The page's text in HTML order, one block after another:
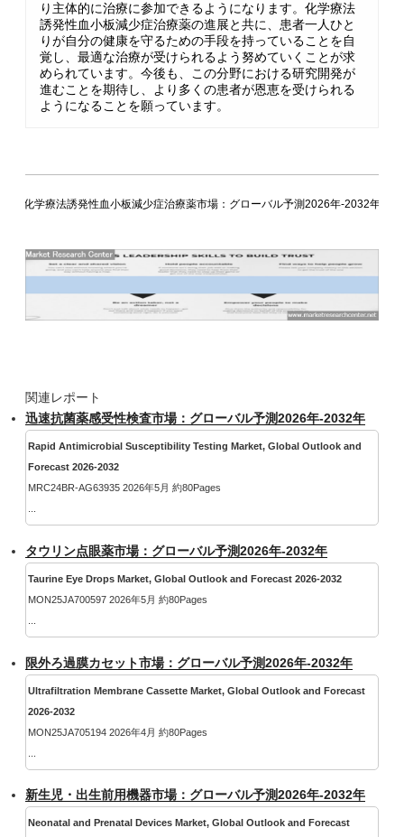
り主体的に治療に参加できるようになります。化学療法
誘発性血小板減少症治療薬の進展と共に、患者一人ひと
りが自分の健康を守るための手段を持っていることを自
覚し、最適な治療が受けられるよう努めていくことが求
められています。今後も、この分野における研究開発が
進むことを期待し、より多くの患者が恩恵を受けられる
ようになることを願っています。
化学療法誘発性血小板減少症治療薬市場：グローバル予測2026年-2032年
関連レポート
迅速抗菌薬感受性検査市場：グローバル予測2026年-2032年
Rapid Antimicrobial Susceptibility Testing Market, Global Outlook and
Forecast 2026-2032
MRC24BR-AG63935 2026年5月 約80Pages
タウリン点眼薬市場：グローバル予測2026年-2032年
Taurine Eye Drops Market, Global Outlook and Forecast 2026-2032
MON25JA700597 2026年5月 約80Pages
限外ろ過膜カセット市場：グローバル予測2026年-2032年
Ultrafiltration Membrane Cassette Market, Global Outlook and Forecast
2026-2032
MON25JA705194 2026年4月 約80Pages
新生児・出生前用機器市場：グローバル予測2026年-2032年
Neonatal and Prenatal Devices Market, Global Outlook and Forecast